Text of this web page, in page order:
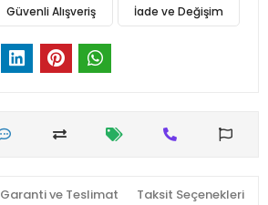
Güvenli Alışveriş İade ve Değişim
Garanti ve Teslimat Taksit Seçenekleri